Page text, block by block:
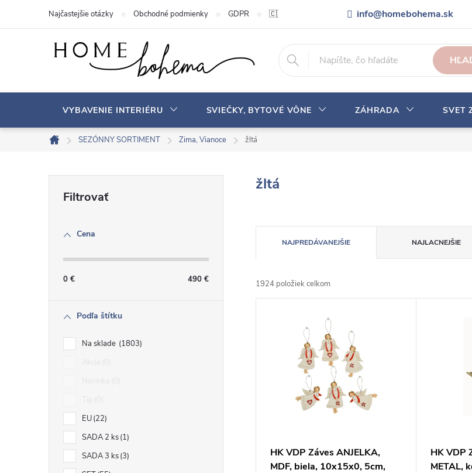
ť
info@homebohema.sk
Najčastejšie otázky Obchodné podmienky GDPR 🇨🇿 Pro zákazníky z České republiky Veľkoobchodná
VYBAVENIE INTERIÉRU SVIEČKY, BYTOVÉ VÔNE ZÁHRADA SVET
m
SEZÓNNY SORTIMENT Zima, Vianoce žltá
Cena
0 € 490 €
Podľa štítku
Na sklade 1803
EU 22
SADA 2 ks 1
SADA 3 ks 3
žltá
a
d
NAJPREDÁVANEJŠIE NAJLACNEJŠIE
1924 položiek celkom
HK VDP Záves ANJELKA,
MDF, biela, 10x15x0, 5cm,
HK VDP
METAL,